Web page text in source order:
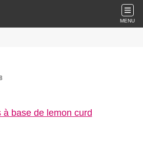
MENU
à base de lemon curd